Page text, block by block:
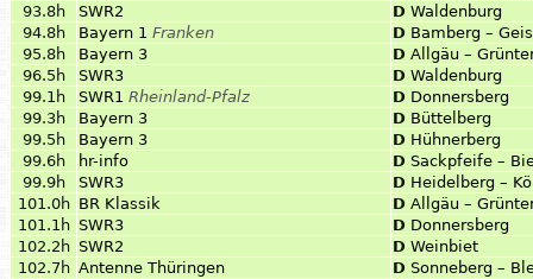
93.8h
SWR2 D Waldenburg
94.8h
Bayern 1 Franken D Bamberg –
95.8h
Bayern 3 D Allgäu –
96.5h
SWR3 D Waldenburg
99.1h
SWR1 Rheinland-Pfalz D Donnersberg
99.3h
Bayern 3 D Büttelberg
99.5h
Bayern 3 D Hühnerberg
99.6h
hr-info D Sackpfeife –
99.9h
SWR3 D Heidelberg –
101.0h BR Klassik D Allgäu –
101.1h SWR3 D Donnersberg
102.2h SWR2 D Weinbiet
102.7h Antenne Thüringen D Sonneberg –